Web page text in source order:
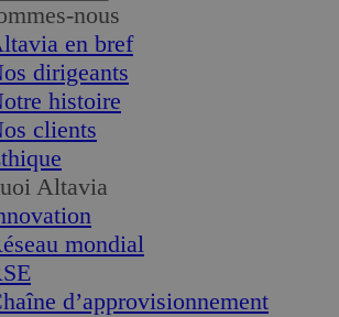
nous
en bref
dirigeants
histoire
clients
Altavia
mondial
d’approvisionnement